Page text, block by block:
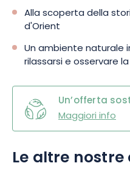
Alla scoperta della
d'Orient
Un ambiente naturale
rilassarsi e osservare
Un’offerta
Maggiori info
Le altre